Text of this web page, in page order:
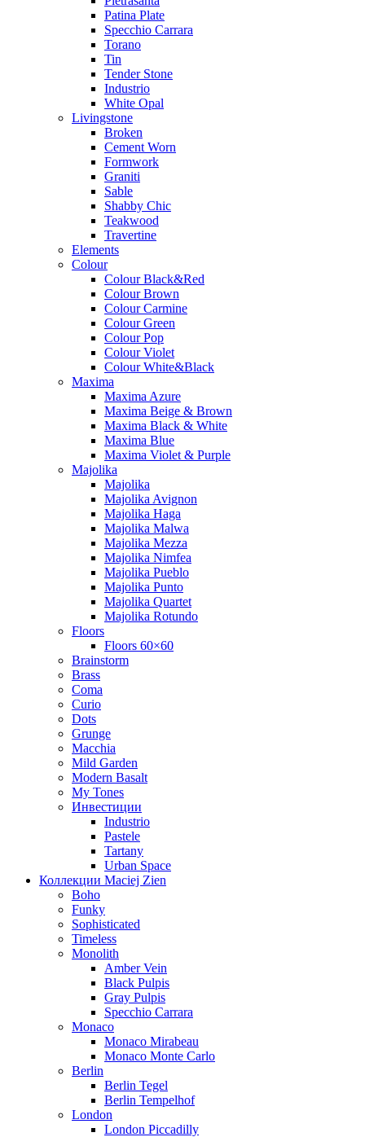
Patina Plate
Specchio Carrara
Torano
Tin
Tender Stone
Industrio
White Opal
Livingstone
Broken
Cement Worn
Formwork
Graniti
Sable
Shabby Chic
Teakwood
Travertine
Elements
Colour
Colour Black&Red
Colour Brown
Colour Carmine
Colour Green
Colour Pop
Colour Violet
Colour White&Black
Maxima
Maxima Azure
Maxima Beige & Brown
Maxima Black & White
Maxima Blue
Maxima Violet & Purple
Majolika
Majolika
Majolika Avignon
Majolika Haga
Majolika Malwa
Majolika Mezza
Majolika Nimfea
Majolika Pueblo
Majolika Punto
Majolika Quartet
Majolika Rotundo
Floors
Floors 60×60
Brainstorm
Brass
Coma
Curio
Dots
Grunge
Macchia
Mild Garden
Modern Basalt
My Tones
Инвестиции
Industrio
Pastele
Tartany
Urban Space
Коллекции Maciej Zien
Boho
Funky
Sophisticated
Timeless
Monolith
Amber Vein
Black Pulpis
Gray Pulpis
Specchio Carrara
Monaco
Monaco Mirabeau
Monaco Monte Carlo
Berlin
Berlin Tegel
Berlin Tempelhof
London
London Piccadilly